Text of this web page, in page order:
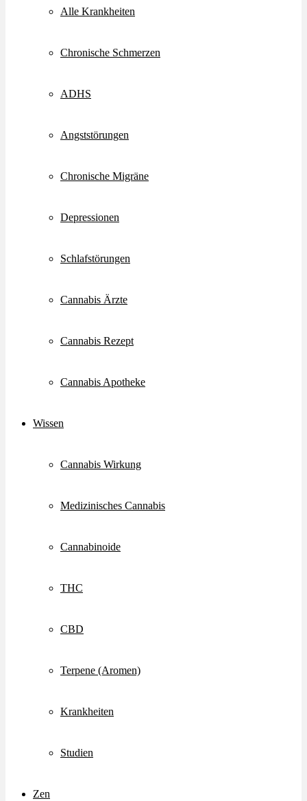
Alle Krankheiten
Chronische Schmerzen
ADHS
Angststörungen
Chronische Migräne
Depressionen
Schlafstörungen
Cannabis Ärzte
Cannabis Rezept
Cannabis Apotheke
Wissen
Cannabis Wirkung
Medizinisches Cannabis
Cannabinoide
THC
CBD
Terpene (Aromen)
Krankheiten
Studien
Zen